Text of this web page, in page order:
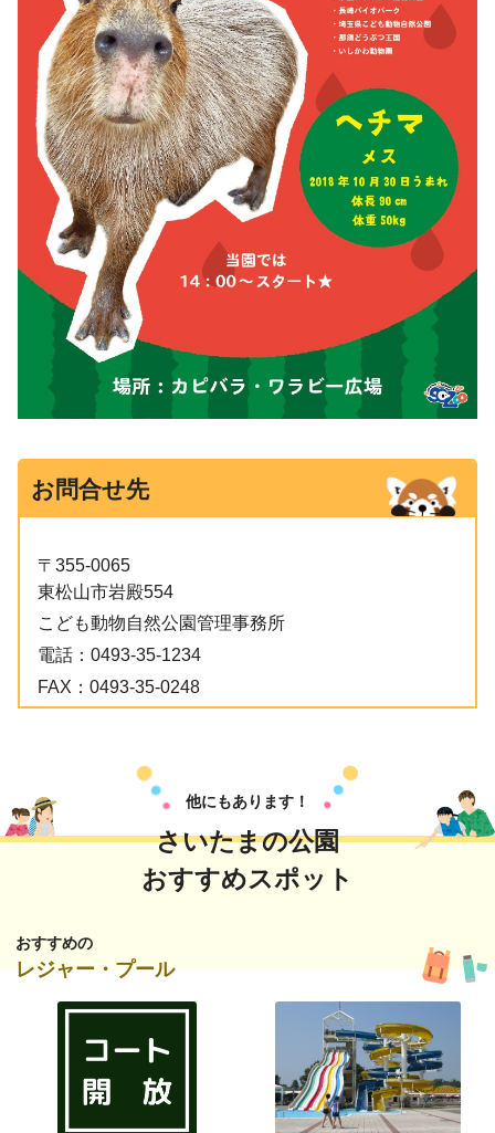
お問合せ先
〒355-0065
東松山市岩殿554
こども動物自然公園管理事務所
電話： 0493-35-1234
FAX： 0493-35-0248
他にもあります！
さいたまの公園
おすすめスポット
おすすめの
レジャー・プール